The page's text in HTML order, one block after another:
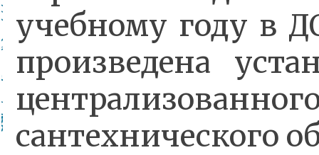
учебному году в
произведена
сантехнического